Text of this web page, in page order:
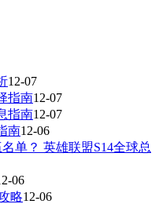
12-07
指南12-07
指南12-07
南12-06
单？ 英雄联盟S14全球总
06
略12-06